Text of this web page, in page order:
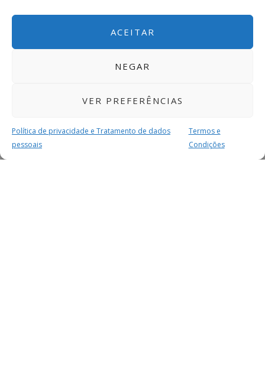
ACEITAR
NEGAR
VER PREFERÊNCIAS
Política de privacidade e Tratamento de dados
pessoais
Termos e
Condições